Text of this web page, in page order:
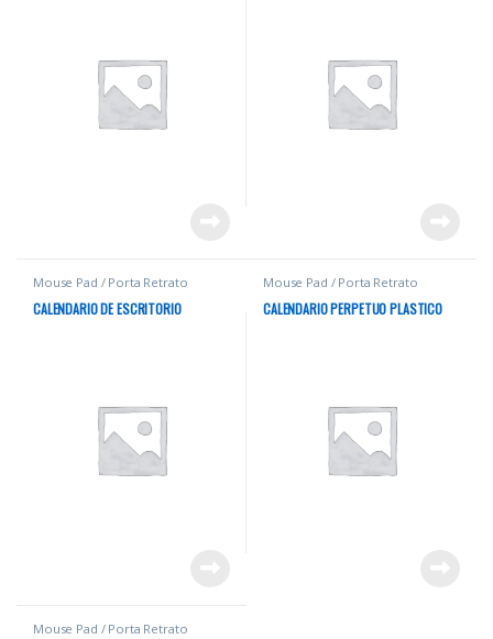
Mouse Pad / Porta Retrato
CALENDARIO DE ESCRITORIO
Mouse Pad / Porta Retrato
CALENDARIO PERPETUO PLASTICO
Mouse Pad / Porta Retrato